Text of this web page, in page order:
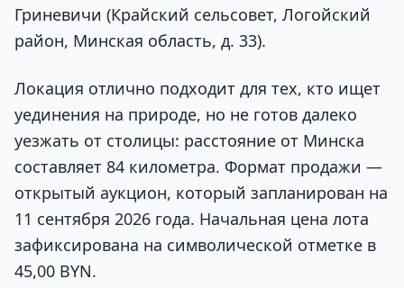
Гриневичи (Крайский сельсовет, Логойский
район, Минская область, д. 33).
Локация отлично подходит для тех, кто ищет
уединения на природе, но не готов далеко
уезжать от столицы: расстояние от Минска
составляет 84 километра. Формат продажи —
открытый аукцион, который запланирован на
11 сентября 2026 года. Начальная цена лота
зафиксирована на символической отметке в
45,00 BYN.